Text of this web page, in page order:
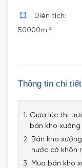
Diện tích:
50000m 2
Thông tin chi tiết
Giữa lúc thị
bán kho xưởng
Bán kho
nước cờ khôn
Mua bán kho